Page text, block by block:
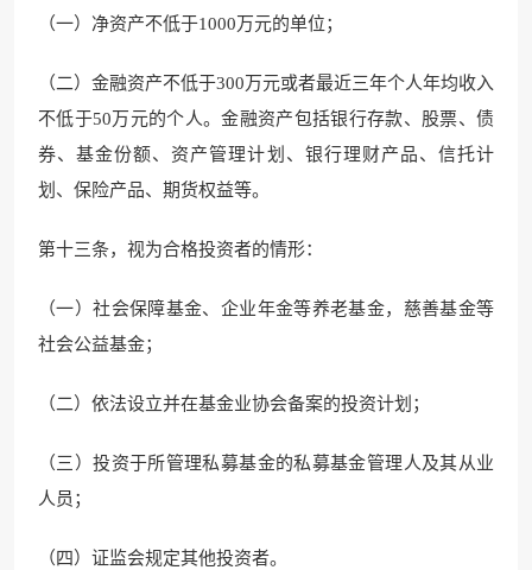
（一）净资产不低于1000万元的单位；
（二）金融资产不低于300万元或者最近三年个人年均收入
不低于50万元的个人。金融资产包括银行存款、股票、债
券、基金份额、资产管理计划、银行理财产品、信托计
划、保险产品、期货权益等。
第十三条，视为合格投资者的情形：
（一）社会保障基金、企业年金等养老基金，慈善基金等
社会公益基金；
（二）依法设立并在基金业协会备案的投资计划；
（三）投资于所管理私募基金的私募基金管理人及其从业
人员；
（四）证监会规定其他投资者。